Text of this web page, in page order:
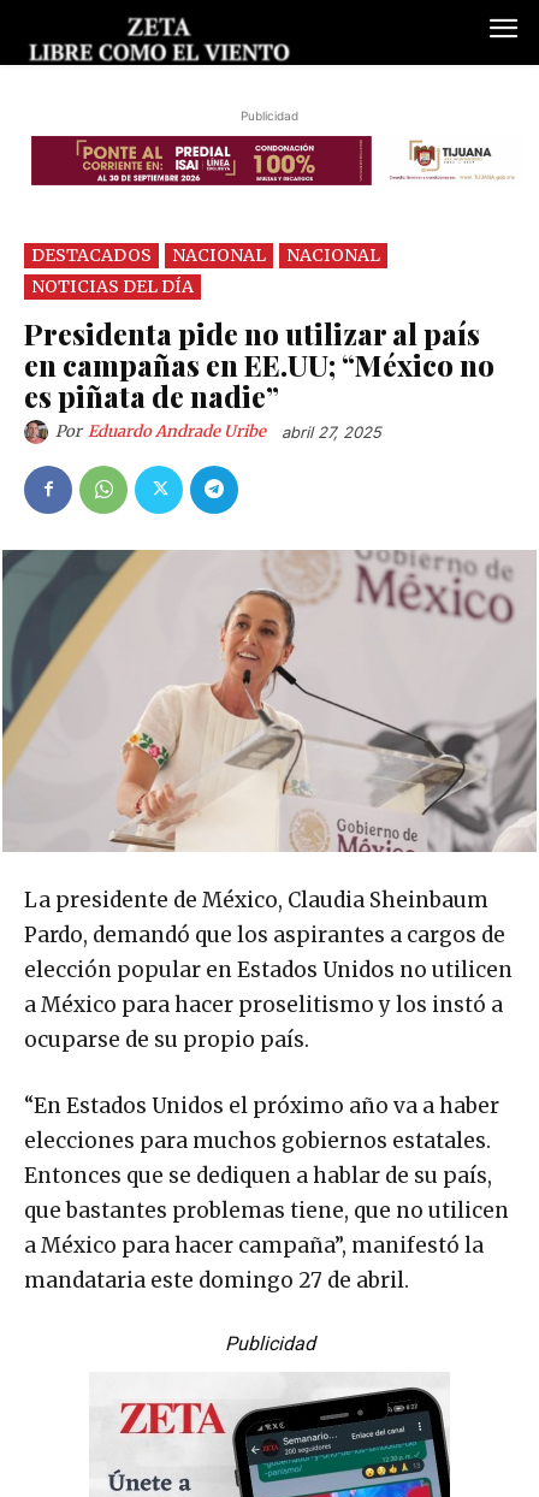
Publicidad
DESTACADOS NACIONAL
NACIONAL
NOTICIAS DEL DÍA
Presidenta pide no utilizar al país
en campañas en EE.UU; “México no
es piñata de nadie”
Por Eduardo Andrade Uribe abril 27, 2025
La presidente de México, Claudia Sheinbaum
Pardo, demandó que los aspirantes a cargos de
elección popular en Estados Unidos no utilicen
a México para hacer proselitismo y los instó a
ocuparse de su propio país.
“En Estados Unidos el próximo año va a haber
elecciones para muchos gobiernos estatales.
Entonces que se dediquen a hablar de su país,
que bastantes problemas tiene, que no utilicen
a México para hacer campaña”, manifestó la
mandataria este domingo 27 de abril.
Publicidad